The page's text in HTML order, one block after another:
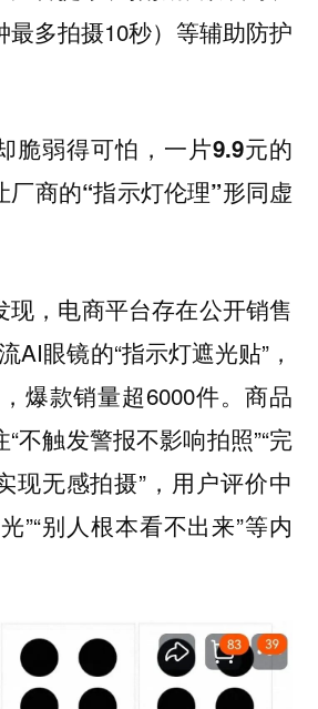
最多拍摄10秒）等辅助防护
脆弱得可怕， 一片9.9元的
厂商的“指示灯伦理”形同虚
现，电商平台存在公开销售
AI眼镜的“指示灯遮光贴”，
爆款销量超6000件。商品
不触发警报不影响拍照”“完
现无感拍摄”，用户评价中
”“别人根本看不出来”等内